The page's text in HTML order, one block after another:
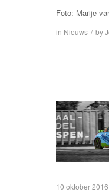
Foto: Marije
in Nieuws / by
10 oktober 2016